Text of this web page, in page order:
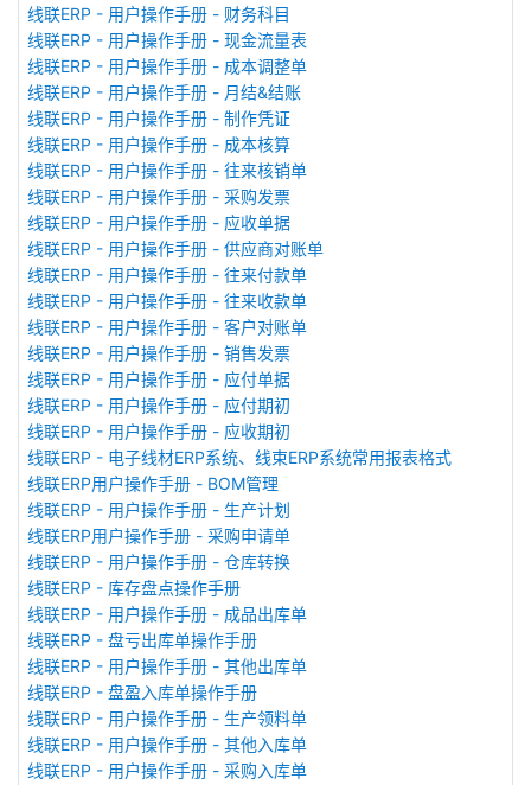
线联ERP - 用户操作手册 - 财务科目
线联ERP - 用户操作手册 - 现金流量表
线联ERP - 用户操作手册 - 成本调整单
线联ERP - 用户操作手册 - 月结&结账
线联ERP - 用户操作手册 - 制作凭证
线联ERP - 用户操作手册 - 成本核算
线联ERP - 用户操作手册 - 往来核销单
线联ERP - 用户操作手册 - 采购发票
线联ERP - 用户操作手册 - 应收单据
线联ERP - 用户操作手册 - 供应商对账单
线联ERP - 用户操作手册 - 往来付款单
线联ERP - 用户操作手册 - 往来收款单
线联ERP - 用户操作手册 - 客户对账单
线联ERP - 用户操作手册 - 销售发票
线联ERP - 用户操作手册 - 应付单据
线联ERP - 用户操作手册 - 应付期初
线联ERP - 用户操作手册 - 应收期初
线联ERP - 电子线材ERP系统、线束ERP系统常用报表格式
线联ERP用户操作手册 - BOM管理
线联ERP - 用户操作手册 - 生产计划
线联ERP用户操作手册 - 采购申请单
线联ERP - 用户操作手册 - 仓库转换
线联ERP - 库存盘点操作手册
线联ERP - 用户操作手册 - 成品出库单
线联ERP - 盘亏出库单操作手册
线联ERP - 用户操作手册 - 其他出库单
线联ERP - 盘盈入库单操作手册
线联ERP - 用户操作手册 - 生产领料单
线联ERP - 用户操作手册 - 其他入库单
线联ERP - 用户操作手册 - 采购入库单